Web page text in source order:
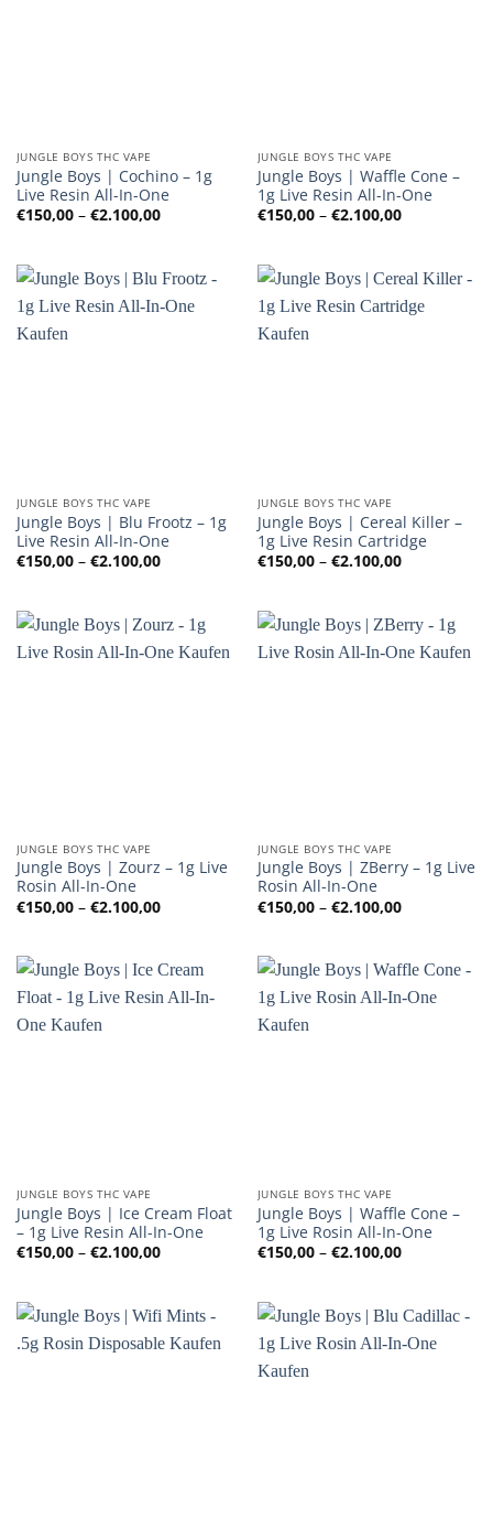
JUNGLE BOYS THC VAPE
Jungle Boys | Cochino – 1g
Live Resin All-In-One
€150,00 – €2.100,00Preisspanne:
JUNGLE BOYS THC VAPE
Jungle Boys | Waffle Cone –
1g Live Resin All-In-One
€150,00 – €2.100,00
JUNGLE BOYS THC VAPE
Jungle Boys | Blu Frootz – 1g
Live Resin All-In-One
€150,00 – €2.100,00Preisspanne:
€150,00
JUNGLE BOYS THC VAPE
Jungle Boys | Cereal Killer –
1g Live Resin Cartridge
€150,00 – €2.100,00
€150,00
JUNGLE BOYS THC VAPE
Jungle Boys | Zourz – 1g Live
Rosin All-In-One
€150,00 – €2.100,00Preisspanne:
€150,00
JUNGLE BOYS THC VAPE
Jungle Boys | ZBerry – 1g Live
Rosin All-In-One
€150,00 – €2.100,00
€150,00
JUNGLE BOYS THC VAPE
Jungle Boys | Ice Cream Float
– 1g Live Resin All-In-One
€150,00 – €2.100,00Preisspanne:
JUNGLE BOYS THC VAPE
Jungle Boys | Waffle Cone –
1g Live Rosin All-In-One
€150,00 – €2.100,00